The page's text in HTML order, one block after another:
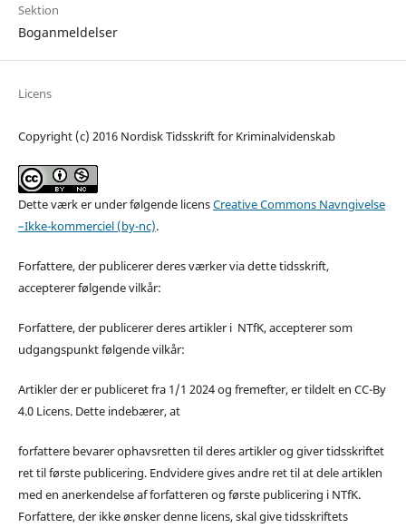
Sektion
Boganmeldelser
Licens
Copyright (c) 2016 Nordisk Tidsskrift for Kriminalvidenskab
Dette værk er under følgende licensCreative Commons Navngivelse
–Ikke-kommerciel (by-nc).
Forfattere, der publicerer deres værker via dette tidsskrift,
accepterer følgende vilkår:
Forfattere, der publicerer deres artikler i NTfK, accepterer som
udgangspunkt følgende vilkår:
Artikler der er publiceret fra 1/1 2024 og fremefter, er tildelt en CC-By
4.0 Licens. Dette indebærer, at
forfattere bevarer ophavsretten til deres artikler og giver tidsskriftet
ret til første publicering. Endvidere gives andre ret til at dele artiklen
med en anerkendelse af forfatteren og første publicering i NTfK.
Forfattere, der ikke ønsker denne licens, skal give tidsskriftets